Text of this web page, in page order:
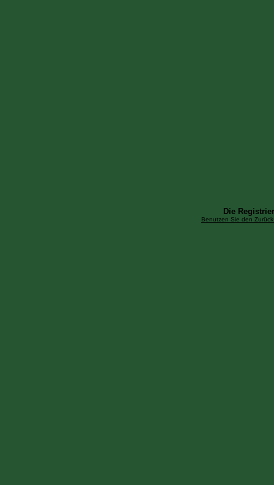
Die
Benutzen Sie den